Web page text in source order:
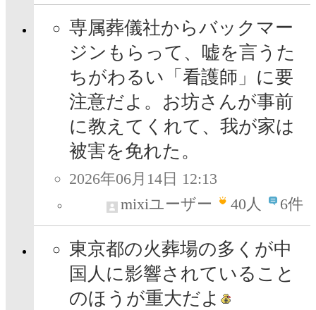
専属葬儀社からバックマー
ジンもらって、嘘を言うた
ちがわるい「看護師」に要
注意だよ。お坊さんが事前
に教えてくれて、我が家は
被害を免れた。
2026年06月14日 12:13
mixiユーザー
40人 6件
東京都の火葬場の多くが中
国人に影響されていること
のほうが重大だよ